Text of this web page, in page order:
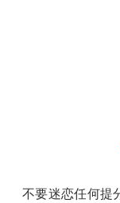
不要迷恋任何提